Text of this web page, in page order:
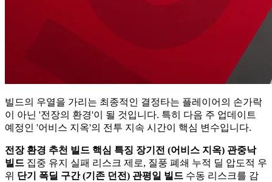
빌드의 우열을 가리는 최종적인 결정타는 플레이어의 손가락
이 아닌 '전장의 환경'이 될 것입니다. 특히 다음 주 업데이트
예정인 '어비스 지옥'의 전투 지속 시간이 핵심 변수입니다.
전장 환경 추천 빌드 핵심 특징 장기전 (어비스 지옥) 관중낙
빌드 집중 유지 실패 리스크 제로, 질풍 폐쇄 누적 딜 압도적 우
위 단기 폭딜 구간 (기존 던전) 관평일 빌드 수동 리스크를 감